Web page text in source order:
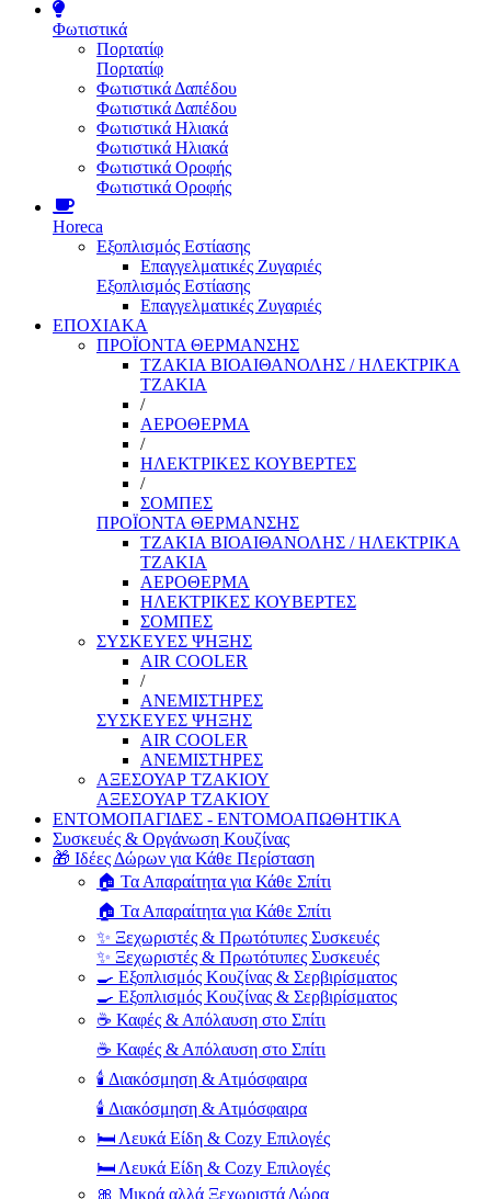
Φωτιστικά
Πορτατίφ
Πορτατίφ
Φωτιστικά Δαπέδου
Φωτιστικά Δαπέδου
Φωτιστικά Ηλιακά
Φωτιστικά Ηλιακά
Φωτιστικά Οροφής
Φωτιστικά Οροφής
Horeca
Εξοπλισμός Εστίασης
Επαγγελματικές Ζυγαριές
Εξοπλισμός Εστίασης
Επαγγελματικές Ζυγαριές
ΕΠΟΧΙΑΚΑ
ΠΡΟΪΟΝΤΑ ΘΕΡΜΑΝΣΗΣ
ΤΖΑΚΙΑ ΒΙΟΑΙΘΑΝΟΛΗΣ / ΗΛΕΚΤΡΙΚΑ
ΤΖΑΚΙΑ
/
ΑΕΡΟΘΕΡΜΑ
/
ΗΛΕΚΤΡΙΚΕΣ ΚΟΥΒΕΡΤΕΣ
/
ΣΟΜΠΕΣ
ΠΡΟΪΟΝΤΑ ΘΕΡΜΑΝΣΗΣ
ΤΖΑΚΙΑ ΒΙΟΑΙΘΑΝΟΛΗΣ / ΗΛΕΚΤΡΙΚΑ
ΤΖΑΚΙΑ
ΑΕΡΟΘΕΡΜΑ
ΗΛΕΚΤΡΙΚΕΣ ΚΟΥΒΕΡΤΕΣ
ΣΟΜΠΕΣ
ΣΥΣΚΕΥΕΣ ΨΗΞΗΣ
AIR COOLER
/
ΑΝΕΜΙΣΤΗΡΕΣ
ΣΥΣΚΕΥΕΣ ΨΗΞΗΣ
AIR COOLER
ΑΝΕΜΙΣΤΗΡΕΣ
ΑΞΕΣΟΥΑΡ ΤΖΑΚΙΟΥ
ΑΞΕΣΟΥΑΡ ΤΖΑΚΙΟΥ
ΕΝΤΟΜΟΠΑΓΙΔΕΣ - ΕΝΤΟΜΟΑΠΩΘΗΤΙΚΑ
Συσκευές & Οργάνωση Κουζίνας
🎁 Ιδέες Δώρων για Κάθε Περίσταση
🏠 Τα Απαραίτητα για Κάθε Σπίτι
🏠 Τα Απαραίτητα για Κάθε Σπίτι
✨ Ξεχωριστές & Πρωτότυπες Συσκευές
✨ Ξεχωριστές & Πρωτότυπες Συσκευές
🍳 Εξοπλισμός Κουζίνας & Σερβιρίσματος
🍳 Εξοπλισμός Κουζίνας & Σερβιρίσματος
☕ Καφές & Απόλαυση στο Σπίτι
☕ Καφές & Απόλαυση στο Σπίτι
🕯️ Διακόσμηση & Ατμόσφαιρα
🕯️ Διακόσμηση & Ατμόσφαιρα
🛏️ Λευκά Είδη & Cozy Επιλογές
🛏️ Λευκά Είδη & Cozy Επιλογές
🎀 Μικρά αλλά Ξεχωριστά Δώρα